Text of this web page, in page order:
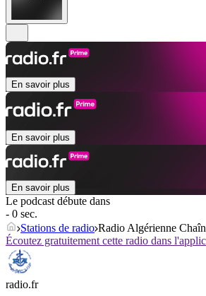
En savoir plus
En savoir plus
En savoir plus
Le podcast débute dans
- 0 sec.
Stations de radio Radio Algérienne
Écoutez gratuitement cette radio dans
radio.fr